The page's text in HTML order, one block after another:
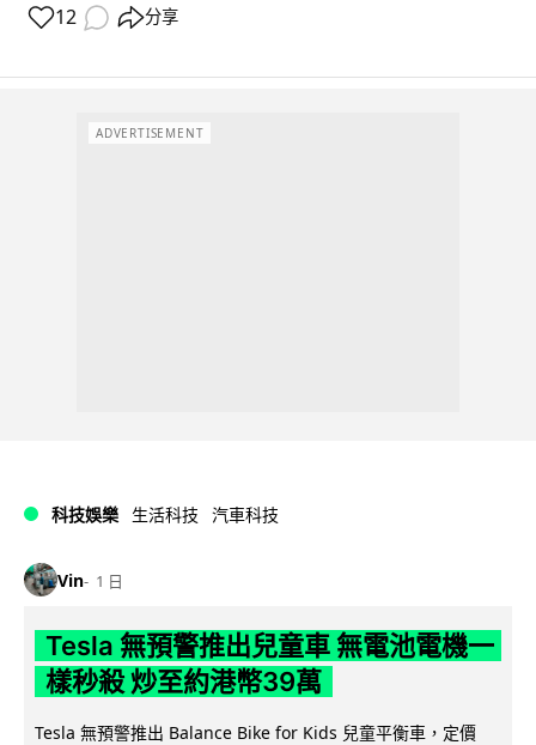
12 分享
ADVERTISEMENT
科技娛樂 生活科技 汽車科技
Vin 1 日
Tesla 無預警推出兒童車 無電池電機一
樣秒殺 炒至約港幣39萬
Tesla 無預警推出 Balance Bike for Kids 兒童平衡車，定價